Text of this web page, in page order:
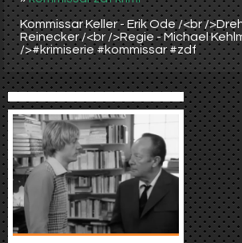
Kommissar Keller - Erik Ode /<br /
Reinecker /<br />Regie - Michael
/>#krimiserie #kommissar #zdf